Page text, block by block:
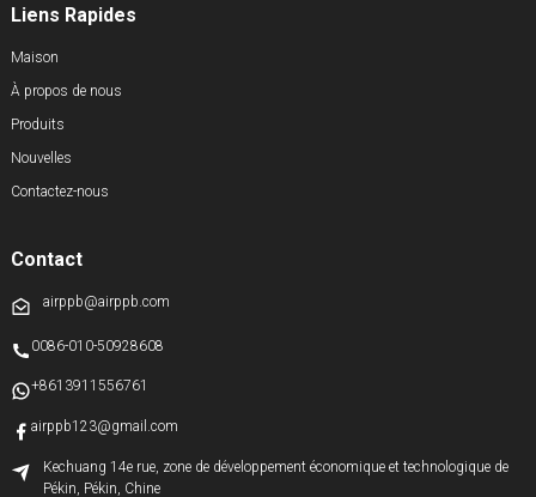
Liens Rapides
Maison
À propos de nous
Produits
Nouvelles
Contactez-nous
Contact
airppb@airppb.com
0086-010-50928608
+8613911556761
airppb123@gmail.com
Kechuang 14e rue, zone de développement économique et technologique de
Pékin, Pékin, Chine